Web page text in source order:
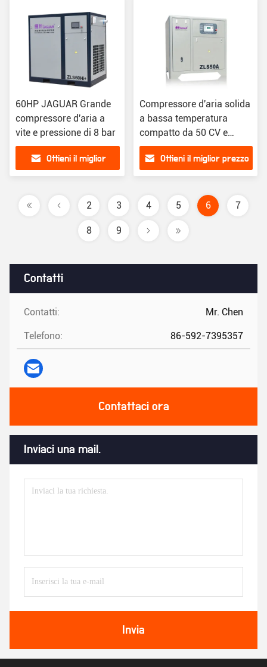
Contatti
Contatti: Mr. Chen
Telefono: 86-592-7395357
Contattaci ora
Inviaci una mail.
Invia
60HP JAGUAR Grande
compressore d'aria a
vite e pressione di 8 bar
Ottieni il miglior
Compressore d'aria solida
a bassa temperatura
compatto da 50 CV e
assistenza post-servizio
onlineOttieni il miglior prezzo
2 3 4 5 6 7
8 9